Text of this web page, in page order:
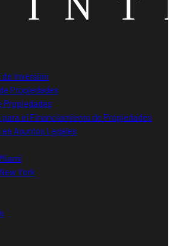
de Inversión
Propiedades
Propiedades
para el Financiamiento de Propiedades
en Asuntos Legales
York